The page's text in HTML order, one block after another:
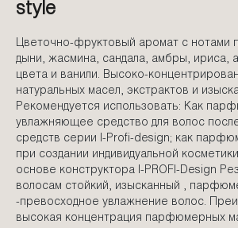
style
Цветочно-фруктовый аромат с нотами
дыни, жасмина, сандала, амбры, ириса,
цвета и ванили. Высоко-
натуральных масел, экстрактов и
Рекомендуется использовать: Как
увлажняющее средство для волос
средств серии I-Profi-design; как
при создании индивидуальной
основе конструктора I-PROFI-Design
волосам стойкий, изысканный ,
-превосходное увлажнение волос.
высокая концентрация парфюмерных